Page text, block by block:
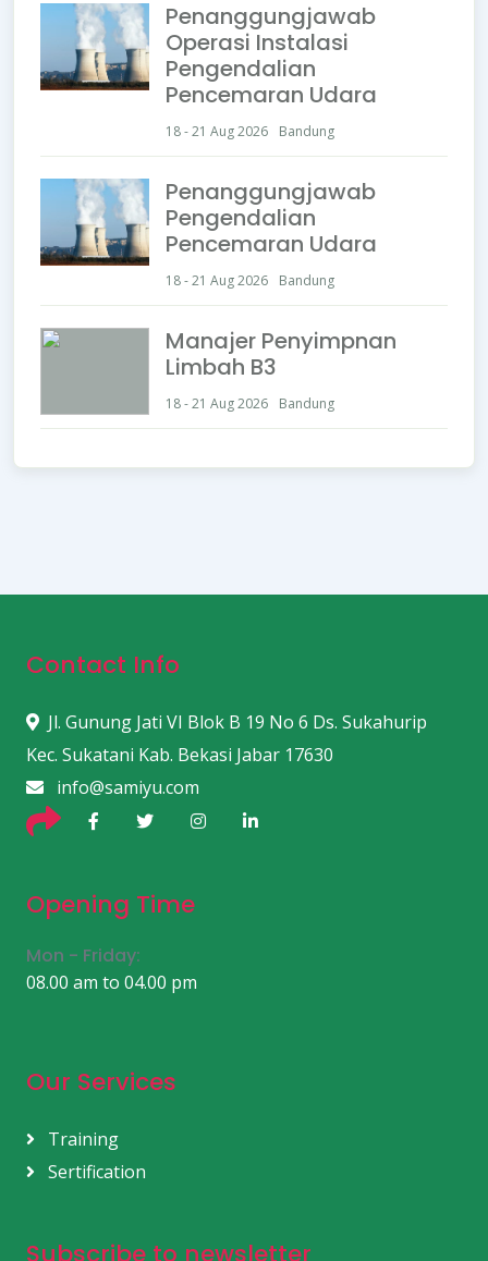
Penanggungjawab
Operasi Instalasi
Pengendalian
Pencemaran Udara
18 - 21 Aug 2026 Bandung
Penanggungjawab
Pengendalian
Pencemaran Udara
18 - 21 Aug 2026 Bandung
Manajer Penyimpnan
Limbah B3
18 - 21 Aug 2026 Bandung
Contact Info
Jl. Gunung Jati VI Blok B 19 No 6 Ds. Sukahurip
Kec. Sukatani Kab. Bekasi Jabar 17630
info@samiyu.com
Opening Time
Mon - Friday:
08.00 am to 04.00 pm
Our Services
Training
Sertification